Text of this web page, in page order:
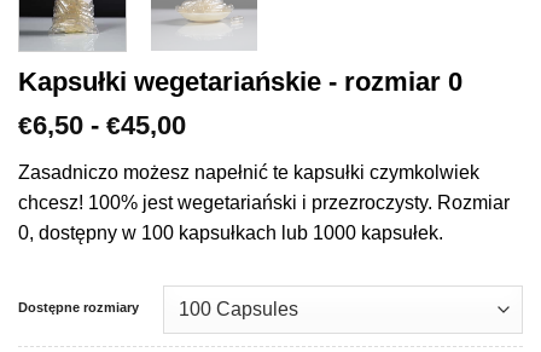
Kapsułki wegetariańskie - rozmiar 0
€6,50 - €45,00Zakres
€6,50
do
€45,00
Zasadniczo możesz napełnić te kapsułki czymkolwiek
chcesz! 100% jest wegetariański i przezroczysty. Rozmiar
0, dostępny w 100 kapsułkach lub 1000 kapsułek.
Dostępne rozmiary